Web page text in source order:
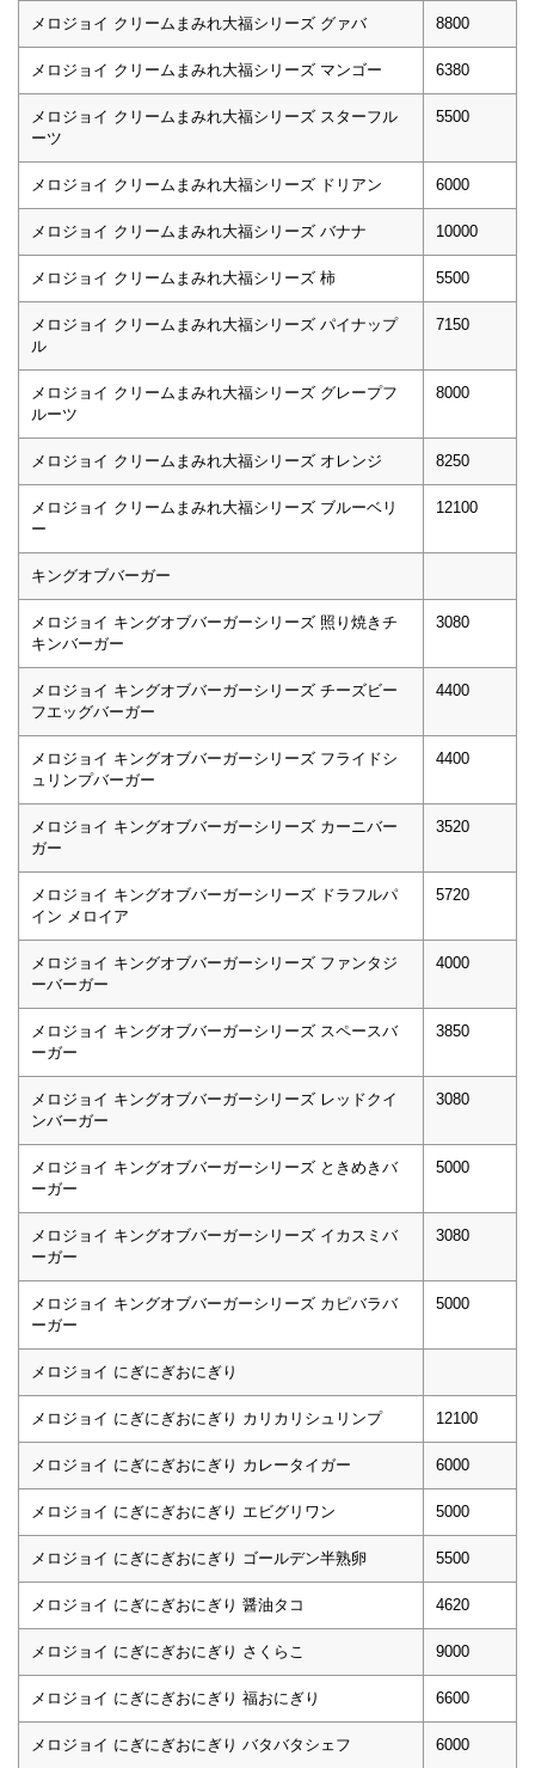
メロジョイ クリームまみれ大福シリーズ グァバ 8800
メロジョイ クリームまみれ大福シリーズ マンゴー 6380
メロジョイ クリームまみれ大福シリーズ スターフル
ーツ
5500
メロジョイ クリームまみれ大福シリーズ ドリアン 6000
メロジョイ クリームまみれ大福シリーズ バナナ 10000
メロジョイ クリームまみれ大福シリーズ 柿 5500
メロジョイ クリームまみれ大福シリーズ パイナップ
ル
7150
メロジョイ クリームまみれ大福シリーズ グレープフ
ルーツ
8000
メロジョイ クリームまみれ大福シリーズ オレンジ 8250
メロジョイ クリームまみれ大福シリーズ ブルーベリ
ー
12100
キングオブバーガー
メロジョイ キングオブバーガーシリーズ 照り焼きチ
キンバーガー
3080
メロジョイ キングオブバーガーシリーズ チーズビー
フエッグバーガー
4400
メロジョイ キングオブバーガーシリーズ フライドシ
ュリンプバーガー
4400
メロジョイ キングオブバーガーシリーズ カーニバー
ガー
3520
メロジョイ キングオブバーガーシリーズ ドラフルパ
イン メロイア
5720
メロジョイ キングオブバーガーシリーズ ファンタジ
ーバーガー
4000
メロジョイ キングオブバーガーシリーズ スペースバ
ーガー
3850
メロジョイ キングオブバーガーシリーズ レッドクイ
ンバーガー
3080
メロジョイ キングオブバーガーシリーズ ときめきバ
ーガー
5000
メロジョイ キングオブバーガーシリーズ イカスミバ
ーガー
3080
メロジョイ キングオブバーガーシリーズ カピバラバ
ーガー
5000
メロジョイ にぎにぎおにぎり
メロジョイ にぎにぎおにぎり カリカリシュリンプ 12100
メロジョイ にぎにぎおにぎり カレータイガー 6000
メロジョイ にぎにぎおにぎり エビグリワン 5000
メロジョイ にぎにぎおにぎり ゴールデン半熟卵 5500
メロジョイ にぎにぎおにぎり 醤油タコ 4620
メロジョイ にぎにぎおにぎり さくらこ 9000
メロジョイ にぎにぎおにぎり 福おにぎり 6600
メロジョイ にぎにぎおにぎり バタバタシェフ 6000